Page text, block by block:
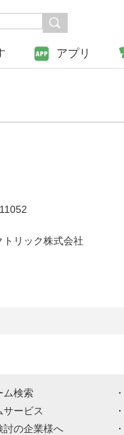
アプリ
リック株式会社
ム検索
サービス
討の企業様へ